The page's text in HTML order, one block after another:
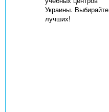
Украины. Выбирайте
лучших!